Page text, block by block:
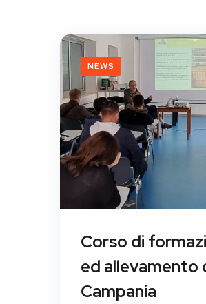
NEWS
Corso di
ed allevamento
Campania